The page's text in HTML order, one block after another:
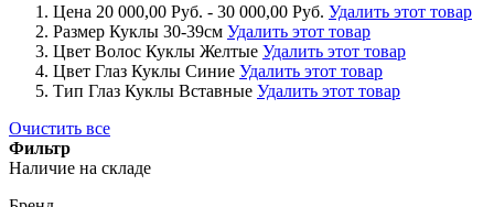
Цена 20 000,00 Руб. - 30 000,00 Руб. Удалить этот товар
Размер Куклы 30-39см Удалить этот товар
Цвет Волос Куклы Желтые Удалить этот товар
Цвет Глаз Куклы Синие Удалить этот товар
Тип Глаз Куклы Вставные Удалить этот товар
Очистить все
Фильтр
Наличие на складе